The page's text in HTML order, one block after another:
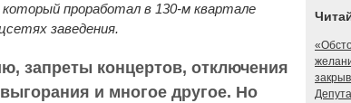
проработал в 130-м квартале
заведения.
запреты концертов, отключения
и многое другое. Но